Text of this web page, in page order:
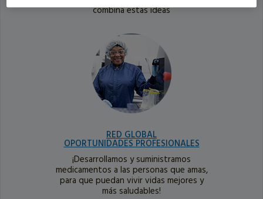
combina estas ideas
RED GLOBAL
OPORTUNIDADES PROFESIONALES
¡Desarrollamos y suministramos
medicamentos a las personas que amas,
para que puedan vivir vidas mejores y
más saludables!